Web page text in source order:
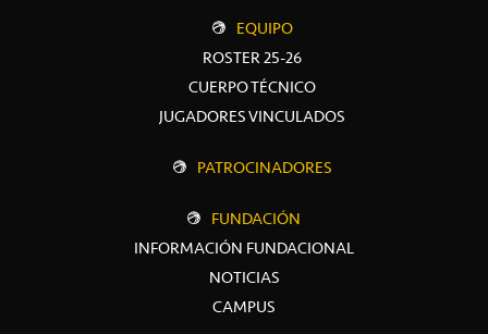
EQUIPO
ROSTER 25-26
CUERPO TÉCNICO
JUGADORES VINCULADOS
PATROCINADORES
FUNDACIÓN
INFORMACIÓN FUNDACIONAL
NOTICIAS
CAMPUS